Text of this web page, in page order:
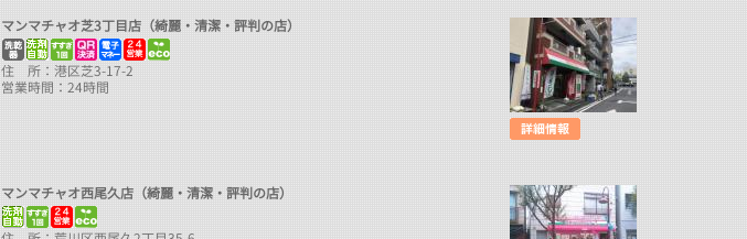
マンマチャオ芝3丁目店（綺麗・清潔・評判の店）
住 所：港区芝3-17-2
営業時間：24時間
マンマチャオ西尾久店（綺麗・清潔・評判の店）